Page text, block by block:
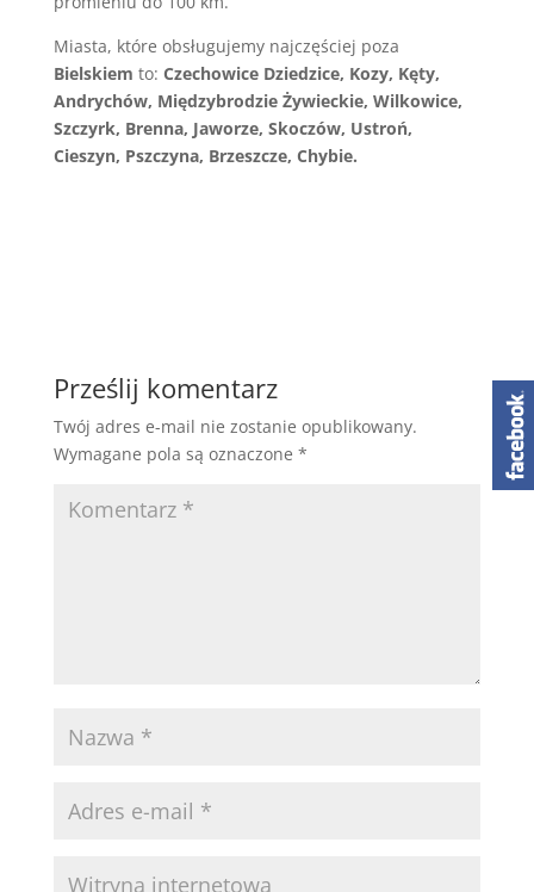
Miasta, które obsługujemy najczęściej poza
Bielskiem to: Czechowice Dziedzice, Kozy, Kęty,
Andrychów, Międzybrodzie Żywieckie, Wilkowice,
Szczyrk, Brenna, Jaworze, Skoczów, Ustroń,
Cieszyn, Pszczyna, Brzeszcze, Chybie.
Prześlij komentarz
Twój adres e-mail nie zostanie opublikowany.
Wymagane pola są oznaczone *